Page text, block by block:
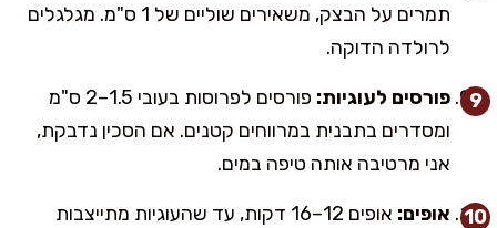
תמרים על הבצק, משאירים שוליים של 1 ס"מ. מגלגלים
לרולדה הדוקה.
פורסים לעוגיות:
פורסים לפרוסות בעובי 1.5–2 ס"מ
ומסדרים בתבנית במרווחים קטנים. אם הסכין נדבקת,
אני מרטיבה אותה טיפה במים.
אופים:
אופים 12–16 דקות, עד שהעוגיות מתייצבות